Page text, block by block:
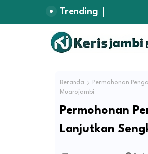
Trending
Beranda
Permohonan
Muarojambi
Permohonan
Lanjutkan